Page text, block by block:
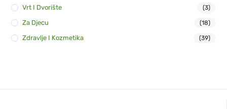
Vrt I Dvorište (3)
Za Djecu (18)
Zdravlje I Kozmetika (39)